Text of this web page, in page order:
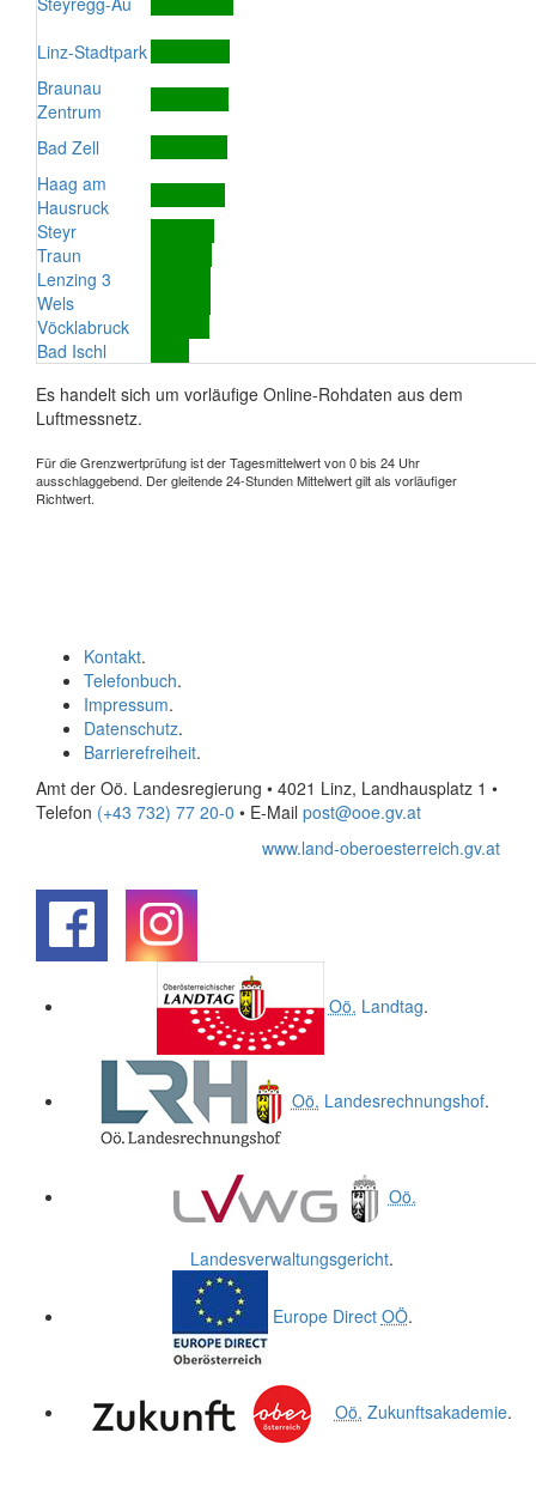
Linz-Stadtpark
Braunau
Zentrum
Bad Zell
Haag am
Hausruck
Steyr
Traun
Lenzing 3
Wels
Vöcklabruck
Bad Ischl
Es handelt sich um vorläufige Online-Rohdaten aus dem
Luftmessnetz.
Für die Grenzwertprüfung ist der Tagesmittelwert von 0 bis 24 Uhr
ausschlaggebend. Der gleitende 24-Stunden Mittelwert gilt als vorläufiger
Richtwert.
Kontakt.
Telefonbuch.
Impressum.
Datenschutz.
Barrierefreiheit.
Amt der Oö. Landesregierung • 4021 Linz, Landhausplatz 1 •
Telefon (+43 732) 77 20-0 • E-Mail post@ooe.gv.at
www.land-oberoesterreich.gv.at
Oö. Landtag.
Oö. Landesrechnungshof.
Oö.
Landesverwaltungsgericht.
Europe Direct OÖ.
Oö. Zukunftsakademie.